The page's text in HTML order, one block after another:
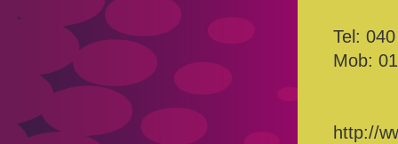
Tel:
Mob:
http://